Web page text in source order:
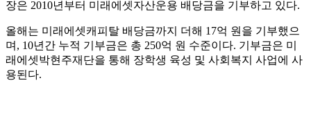
장은 2010년부터 미래에셋자산운용 배당금을 기부하고 있다.
올해는 미래에셋캐피탈 배당금까지 더해 17억 원을 기부했으
며, 10년간 누적 기부금은 총 250억 원 수준이다. 기부금은 미
래에셋박현주재단을 통해 장학생 육성 및 사회복지 사업에 사
용된다.